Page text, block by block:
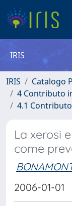
IRIS
IRIS
Catalogo
4 Contributo
4.1
La xerosi
come
2006-01-01